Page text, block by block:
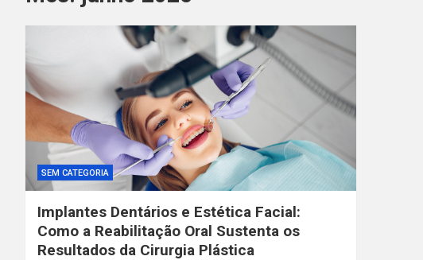
SEM CATEGORIA
Implantes Dentários e Estética Facial:
Como a Reabilitação Oral Sustenta os
Resultados da Cirurgia Plástica